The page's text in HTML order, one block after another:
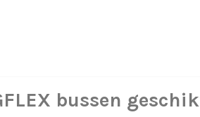
bussen